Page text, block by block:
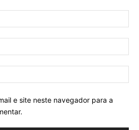
e site neste navegador para a